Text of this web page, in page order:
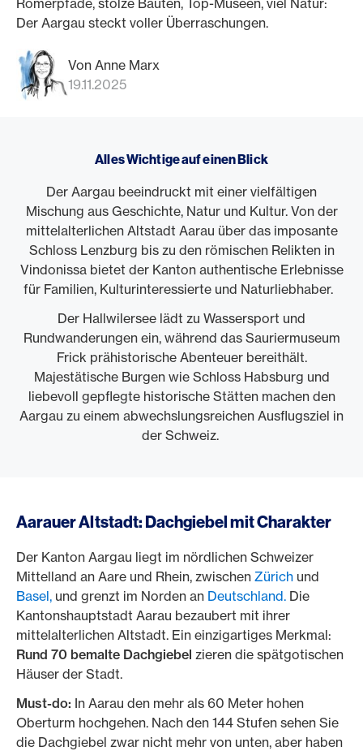
Römerpfade, stolze Bauten, Top-Museen, viel Natur:
Der Aargau steckt voller Überraschungen.
Von Anne Marx
19.11.2025
Alles Wichtige auf einen Blick
Der Aargau beeindruckt mit einer vielfältigen
Mischung aus Geschichte, Natur und Kultur. Von der
mittelalterlichen Altstadt Aarau über das imposante
Schloss Lenzburg bis zu den römischen Relikten in
Vindonissa bietet der Kanton authentische Erlebnisse
für Familien, Kulturinteressierte und Naturliebhaber.
Der Hallwilersee lädt zu Wassersport und
Rundwanderungen ein, während das Sauriermuseum
Frick prähistorische Abenteuer bereithält.
Majestätische Burgen wie Schloss Habsburg und
liebevoll gepflegte historische Stätten machen den
Aargau zu einem abwechslungsreichen Ausflugsziel in
der Schweiz.
Aarauer Altstadt: Dachgiebel mit Charakter
Der Kanton Aargau liegt im nördlichen Schweizer
Mittelland an Aare und Rhein, zwischen Zürich und
Basel, und grenzt im Norden an Deutschland. Die
Kantonshauptstadt Aarau bezaubert mit ihrer
mittelalterlichen Altstadt. Ein einzigartiges Merkmal:
Rund 70 bemalte Dachgiebel zieren die spätgotischen
Häuser der Stadt.
Must-do: In Aarau den mehr als 60 Meter hohen
Oberturm hochgehen. Nach den 144 Stufen sehen Sie
die Dachgiebel zwar nicht mehr von unten, aber haben